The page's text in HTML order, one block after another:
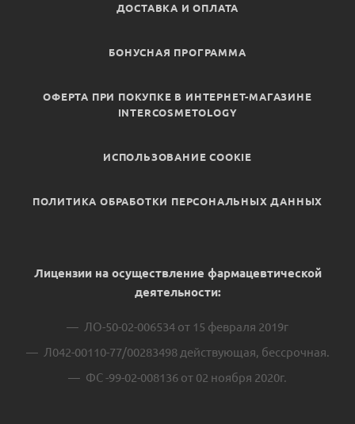
ДОСТАВКА И ОПЛАТА
БОНУСНАЯ ПРОГРАММА
ОФЕРТА ПРИ ПОКУПКЕ В ИНТЕРНЕТ-МАГАЗИНЕ
INTERCOSMETOLOGY
ИСПОЛЬЗОВАНИЕ COOKIE
ПОЛИТИКА ОБРАБОТКИ ПЕРСОНАЛЬНЫХ ДАННЫХ
Лицензии на осуществление фармацевтической
деятельности:
ЛО-50-02-006534 от 15 февраля 2019г
Л042-00110-77/00283498 действующая, бессрочная.
ФС -99-02-008136 от 02 ноября 2020г.